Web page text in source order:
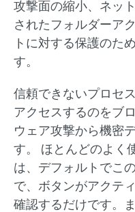
攻撃面の縮小、ネッ
されたフォルダーア
トに対する保護のた
す。
信頼できないプロセ
アクセスするのをブ
ウェア攻撃から機密
す。 ほとんどのよく
は、デフォルトでこ
で、ボタンがアクテ
確認するだけです。